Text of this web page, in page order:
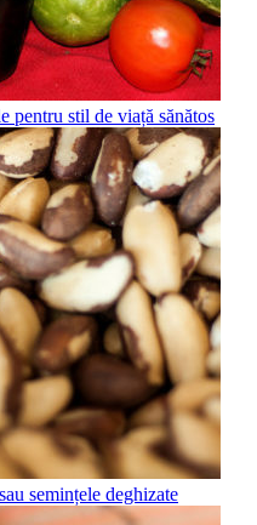
pentru stil de viață sănătos
semințele deghizate